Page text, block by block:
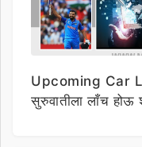
Upcoming Car
सुरुवातीला लाँच होऊ